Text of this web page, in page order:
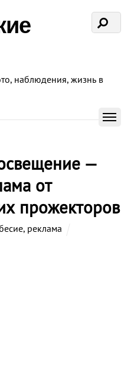
наблюдения, жизнь в
—
от
прожекторов
, реклама